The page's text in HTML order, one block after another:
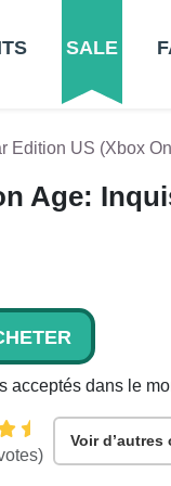
SALE
Edition US (Xbox
Age:
acceptés dans le
Voir d’autres